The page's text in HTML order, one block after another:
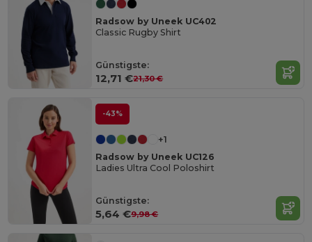
Radsow by Uneek UC402
Classic Rugby Shirt
Günstigste:
12,71 €21,30 €
-43%
+1
Radsow by Uneek UC126
Ladies Ultra Cool Poloshirt
Günstigste:
5,64 €9,98 €